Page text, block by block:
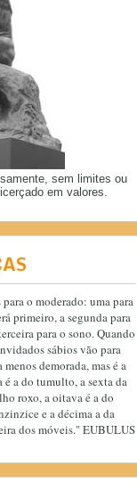
sem limites ou
em valores.
o moderado: uma para
primeiro, a segunda para
para o sono. Quando
sábios vão para
menos demorada, mas é a
a do tumulto, a sexta da
roxo, a oitava é a do
e a décima a da
dos móveis." EUBULUS